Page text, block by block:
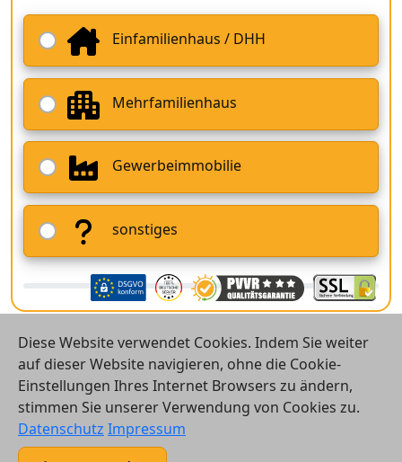
Einfamilienhaus / DHH
Mehrfamilienhaus
Gewerbeimmobilie
sonstiges
© 2026 Vergleichsrechner24 GmbH
Kontakt
Diese Website verwendet Cookies. Indem Sie weiter
auf dieser Website navigieren, ohne die Cookie-
Einstellungen Ihres Internet Browsers zu ändern,
stimmen Sie unserer Verwendung von Cookies zu.
Datenschutz Impressum